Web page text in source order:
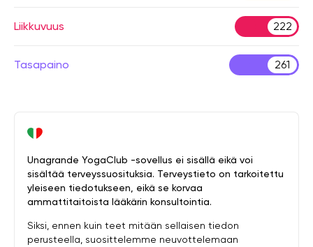
Liikkuvuus 222
Tasapaino 261
Unagrande YogaClub -sovellus ei sisällä eikä voi
sisältää terveyssuosituksia. Terveystieto on tarkoitettu
yleiseen tiedotukseen, eikä se korvaa
ammattitaitoista lääkärin konsultointia.
Siksi, ennen kuin teet mitään sellaisen tiedon
perusteella, suosittelemme neuvottelemaan